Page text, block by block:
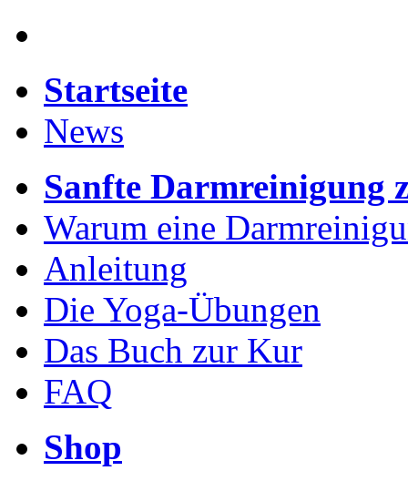
Startseite
News
Sanfte Darmreinigung
Warum eine
Anleitung
Die Yoga-Übungen
Das Buch zur Kur
FAQ
Shop